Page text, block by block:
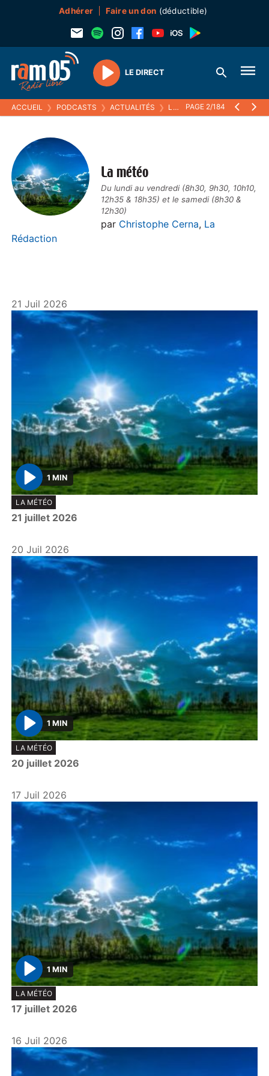
Adhérer Faire un don (déductible)
Play
LE DIRECT
ACCUEIL ❯ PODCASTS ❯ ACTUALITÉS ❯ LA MÉTÉO PAGE 2/184
La météo
Du lundi au vendredi (8h30, 9h30, 10h10,
12h35 & 18h35) et le samedi (8h30 &
12h30)
par Christophe Cerna, La
Rédaction
21 Juil 2026
P
l
a
1 MIN
LA MÉTÉO
21 juillet 2026
20 Juil 2026
P
l
a
1 MIN
LA MÉTÉO
20 juillet 2026
17 Juil 2026
P
l
a
1 MIN
LA MÉTÉO
17 juillet 2026
16 Juil 2026